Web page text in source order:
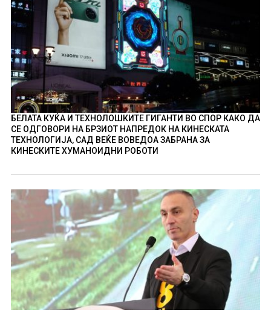
БЕЛАТА КУЌА И ТЕХНОЛОШКИТЕ ГИГАНТИ ВО СПОР КАКО ДА
СЕ ОДГОВОРИ НА БРЗИОТ НАПРЕДОК НА КИНЕСКАТА
ТЕХНОЛОГИЈА, САД ВЕЌЕ ВОВЕДОА ЗАБРАНА ЗА
КИНЕСКИТЕ ХУМАНОИДНИ РОБОТИ